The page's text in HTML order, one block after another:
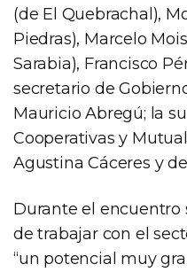
(de El Quebrachal),
Piedras), Marcelo
Sarabia), Francisco
secretario de
Mauricio Abregú; la
Cooperativas y
Agustina Cáceres y
Durante el encuentro
de trabajar con el
“un potencial muy